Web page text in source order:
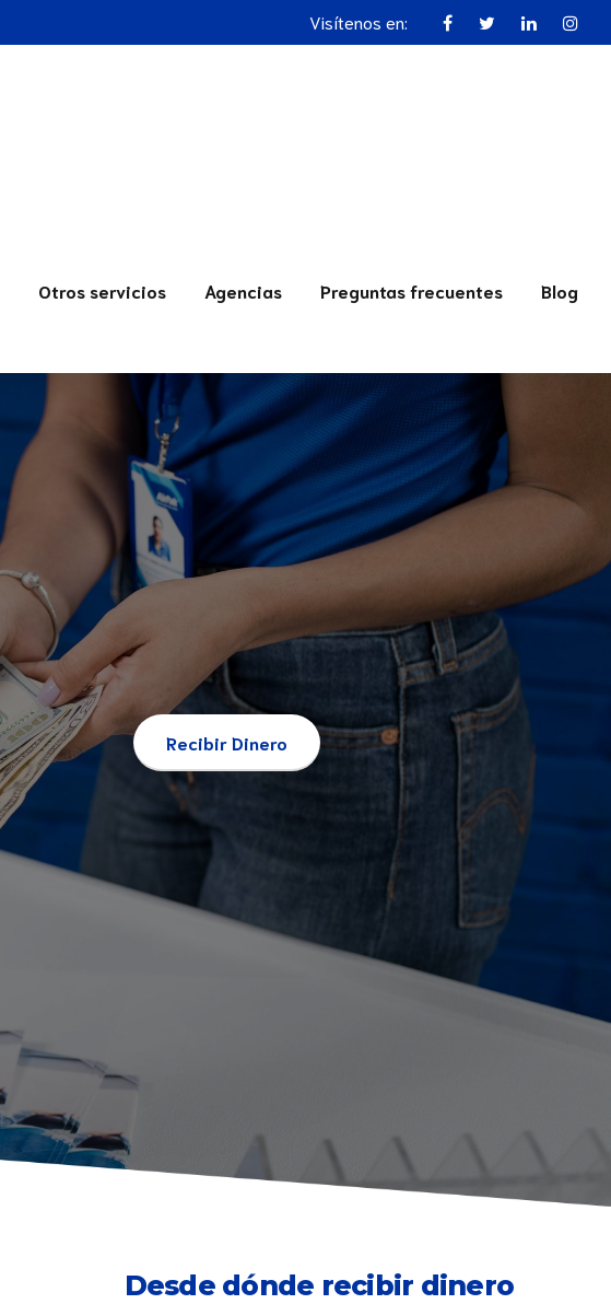
Visítenos en:
Otros servicios Agencias Preguntas frecuentes Blog
Recibir Dinero
Desde dónde recibir dinero